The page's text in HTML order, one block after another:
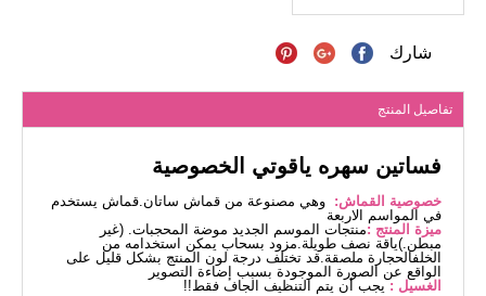
شارك
تفاصيل المنتج
فساتين سهره ياقوتي الخصوصية
خصوصية القماش: وهي مصنوعة من قماش ساتان.قماش يستخدم
في المواسم الاربعة
ميزة المنتج :منتجات الموسم الجديد موضة المحجبات. (غير
مبطن.)ياقة نصف طويلة.مزود بسحاب يمكن استخدامه من
الخلفالحجارة ملصقة.قد تختلف درجة لون المنتج بشكل قليل على
الواقع عن الصورة الموجودة بسبب إضاءة التصوير
الغسيل : يجب أن يتم التنظيف الجاف فقط!!